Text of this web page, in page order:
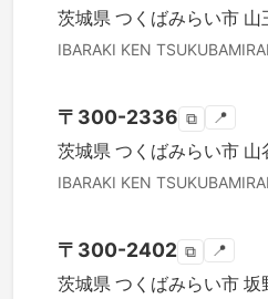
茨城県 つくばみらい市 山
IBARAKI KEN
〒 300-2336 ⧉ 📍
茨城県 つくばみらい市 山
IBARAKI KEN
〒 300-2402 ⧉ 📍
茨城県 つくばみらい市 坂